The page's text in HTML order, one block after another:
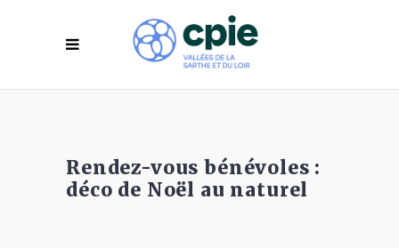
Rendez-vous bénévoles :
déco de Noël au naturel